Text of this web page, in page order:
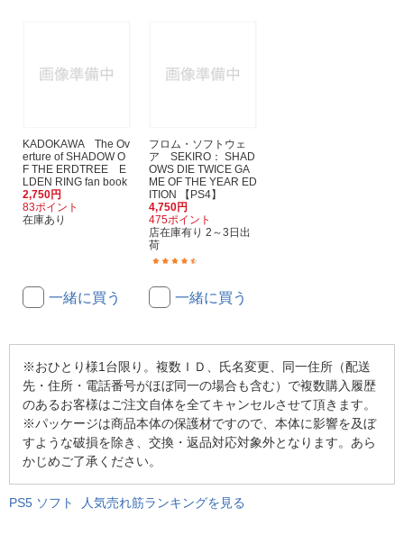
KADOKAWA The Ov
erture of SHADOW O
F THE ERDTREE E
LDEN RING fan book
2,750円
83ポイント
在庫あり
一緒に買う
フロム・ソフトウェ
ア SEKIRO： SHAD
OWS DIE TWICE GA
ME OF THE YEAR ED
ITION 【PS4】
4,750円
475ポイント
店在庫有り 2～3日出
荷
一緒に買う
※おひとり様1台限り。複数ＩＤ、氏名変更、同一住所（配送
先・住所・電話番号がほぼ同一の場合も含む）で複数購入履歴
のあるお客様はご注文自体を全てキャンセルさせて頂きます。
※パッケージは商品本体の保護材ですので、本体に影響を及ぼ
すような破損を除き、交換・返品対応対象外となります。あら
かじめご了承ください。
PS5 ソフト 人気売れ筋ランキングを見る